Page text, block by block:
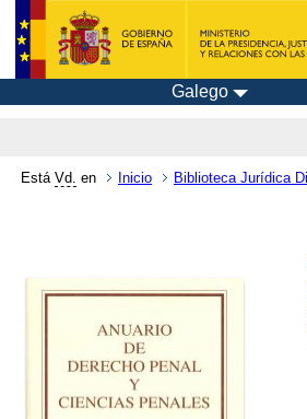
Galego
Está Vd. en Inicio Biblioteca Jurídica